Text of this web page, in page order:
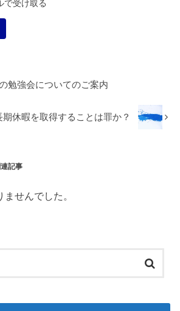
で受け取る
勉強会についてのご案内
期休暇を取得することは罪か？
記事
せんでした。